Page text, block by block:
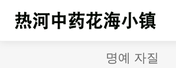
명예 자질